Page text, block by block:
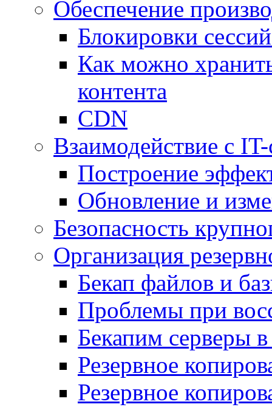
Обеспечение
Блокировки
Как можно
контента
CDN
Взаимодействие с
Построение
Обновление и
Безопасность
Организация
Бекап файлов и
Проблемы при
Бекапим серверы
Резервное
Резервное